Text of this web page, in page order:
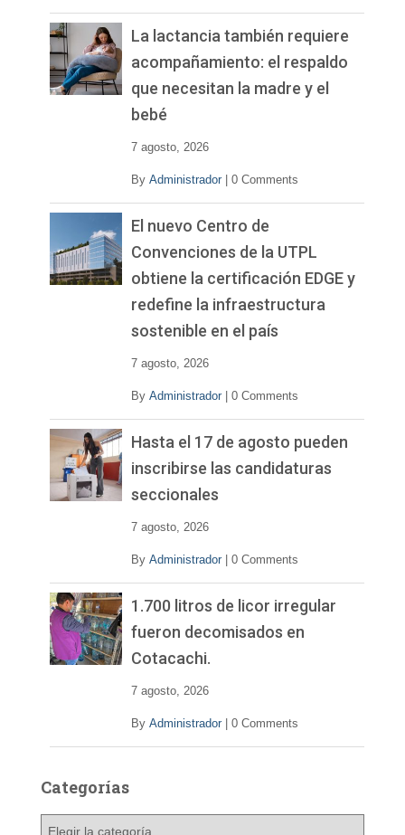
La lactancia también requiere
acompañamiento: el respaldo
que necesitan la madre y el
bebé
7 agosto, 2026
By Administrador 0 Comments
El nuevo Centro de
Convenciones de la UTPL
obtiene la certificación EDGE y
redefine la infraestructura
sostenible en el país
7 agosto, 2026
By Administrador 0 Comments
Hasta el 17 de agosto pueden
inscribirse las candidaturas
seccionales
7 agosto, 2026
By Administrador 0 Comments
1.700 litros de licor irregular
fueron decomisados en
Cotacachi.
7 agosto, 2026
By Administrador 0 Comments
Categorías